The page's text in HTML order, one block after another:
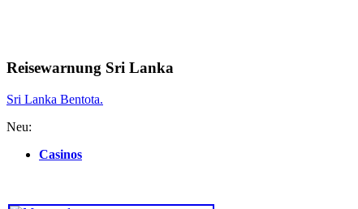
Reisewarnung Sri Lanka
Sri Lanka Bentota.
Neu:
Casinos